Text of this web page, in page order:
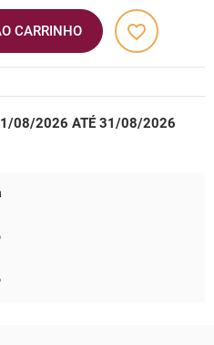
CARRINHO favorite_border
08/2026 ATÉ 31/08/2026